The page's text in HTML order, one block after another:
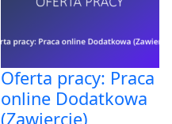
Oferta pracy: Praca
online Dodatkowa
(Zawiercie)